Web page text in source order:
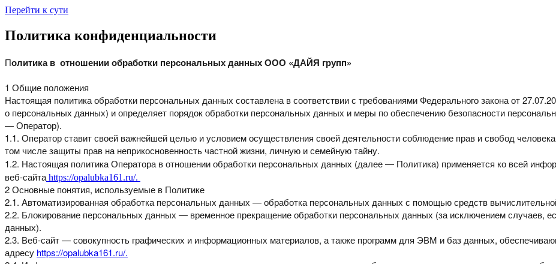
Перейти к сути
Политика конфиденциальности
Политикав отношенииобработки персональных данных ООО «ДАЙЯ групп»
1 Общие положения
Настоящая политика обработки персональных данных составлена в соответствии с требованиями Федерального закона от
о персональных данных) и определяет порядок обработки персональных данных и меры по обеспечению безопасности
—Оператор).
1.1. Оператор ставит своей важнейшей целью и условием осуществления своей деятельности соблюдение прав и свобод
том числе защиты прав на неприкосновенность частной жизни, личную и семейную тайну.
1.2. Настоящая политика Оператора в отношении обработки персональных данных (далее — Политика) применяется ко всей
веб-сайта https://opalubka161.ru/.
2 Основные понятия, используемые в Политике
2.1. Автоматизированная обработка персональных данных — обработка персональных данных с помощью средств
2.2. Блокирование персональных данных — временное прекращениеобработки персональных данных (за исключением случаев,
данных).
2.3. Веб-сайт — совокупность графических и информационных материалов, а также программ для ЭВМ и баз данных,
адресу https://opalubka161.ru/.